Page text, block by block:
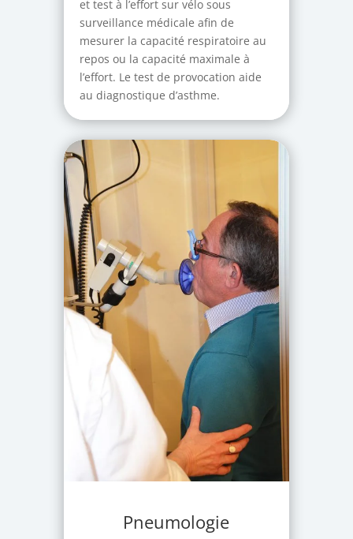
et test à l’effort sur vélo sous
surveillance médicale afin de
mesurer la capacité respiratoire au
repos ou la capacité maximale à
l’effort. Le test de provocation aide
au diagnostique d’asthme.
Pneumologie